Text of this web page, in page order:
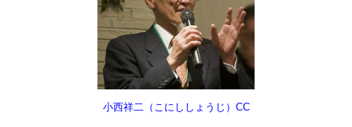
小西祥二（こにししょうじ）CC